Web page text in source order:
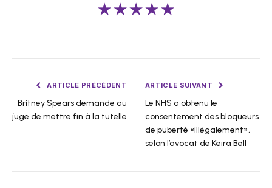
★★★★★
ARTICLE PRÉCÉDENT
Britney Spears demande au
juge de mettre fin à la tutelle
ARTICLE SUIVANT
Le NHS a obtenu le
consentement des bloqueurs
de puberté «illégalement»,
selon l’avocat de Keira Bell